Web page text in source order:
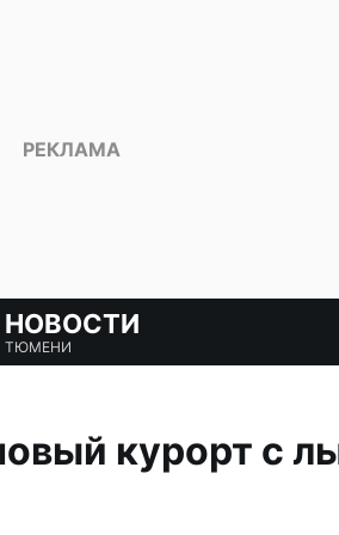
НОВОСТИ
ТЮМЕНИ
курорт с